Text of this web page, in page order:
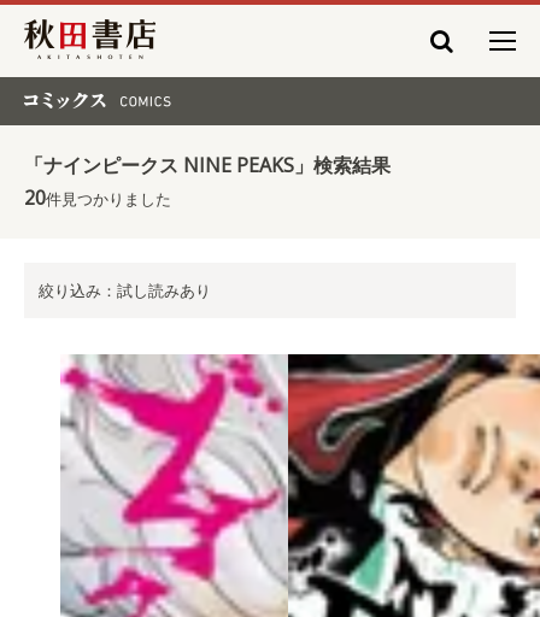
秋田書店
「ナインピークス NINE PEAKS」検索結果
20件見つかりました
絞り込み：試し読みあり